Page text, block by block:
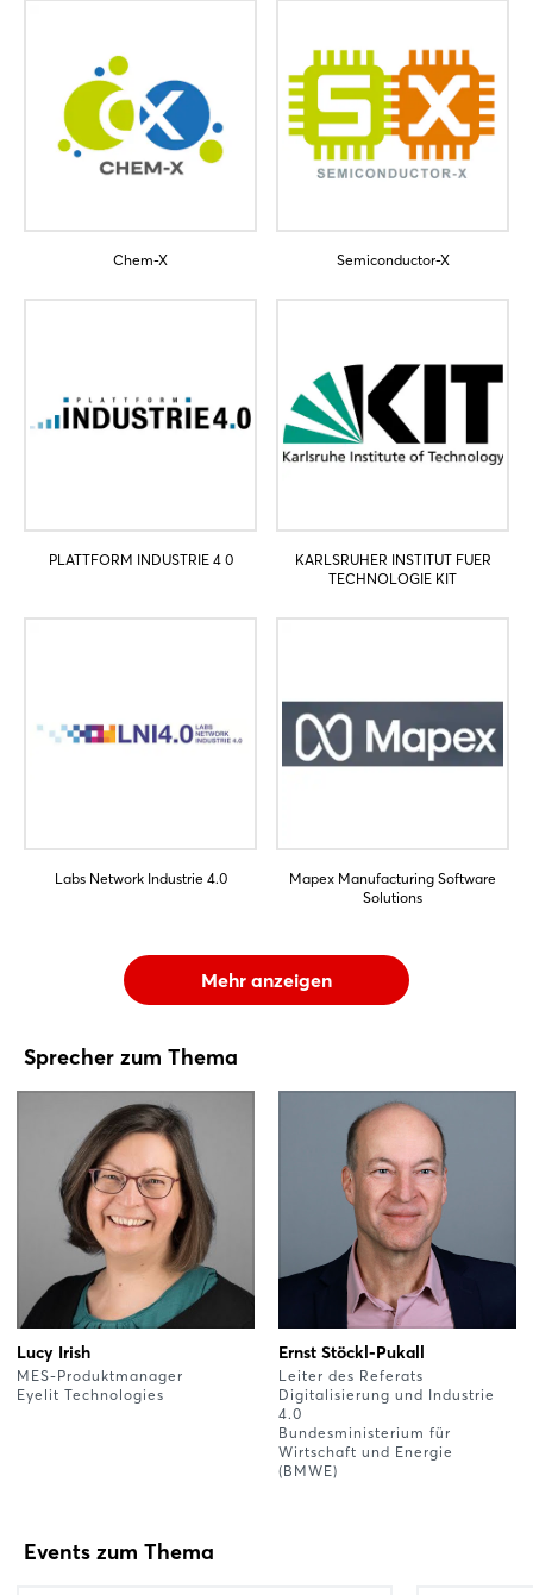
Chem-X Semiconductor-X
PLATTFORM INDUSTRIE 4 0
KARLSRUHER INSTITUT FUER
TECHNOLOGIE KIT
Labs Network Industrie 4.0
Mapex Manufacturing Software
Solutions
Mehr anzeigen
Sprecher zum Thema
Lucy Irish
MES-Produktmanager
Eyelit Technologies
Ernst Stöckl-Pukall
Leiter des Referats
Digitalisierung und Industrie
4.0
Bundesministerium für
Wirtschaft und Energie
(BMWE)
Events zum Thema
Einloggen
Passwort vergessen?
Noch nicht angemeldet?